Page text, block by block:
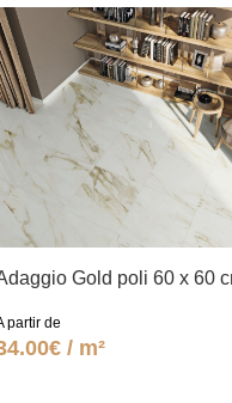
Gold poli 60 x 60
partir de
/ m²